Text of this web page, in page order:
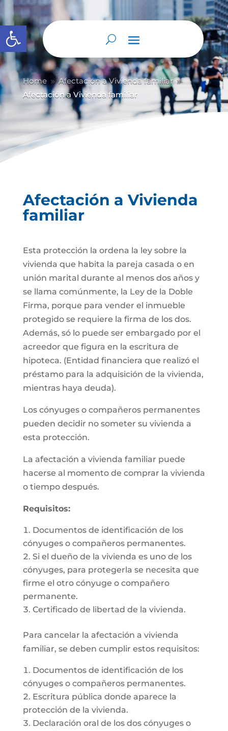
Abrir barra de herramientas
Home 9 Afectación a Vivienda familiar 9
Afectación a Vivienda familiar
Afectación a Vivienda
familiar
Esta protección la ordena la ley sobre la
vivienda que habita la pareja casada o en
unión marital durante al menos dos años y
se llama comúnmente, la Ley de la Doble
Firma, porque para vender el inmueble
protegido se requiere la firma de los dos.
Además, só lo puede ser embargado por el
acreedor que figura en la escritura de
hipoteca. (Entidad financiera que realizó el
préstamo para la adquisición de la vivienda,
mientras haya deuda).
Los cónyuges o compañeros permanentes
pueden decidir no someter su vivienda a
esta protección.
La afectación a vivienda familiar puede
hacerse al momento de comprar la vivienda
o tiempo después.
Requisitos:
Documentos de identificación de los
cónyuges o compañeros permanentes.
Si el dueño de la vivienda es uno de los
cónyuges, para protegerla se necesita que
firme el otro cónyuge o compañero
permanente.
Certificado de libertad de la vivienda.
Para cancelar la afectación a vivienda
familiar, se deben cumplir estos requisitos:
Documentos de identificación de los
cónyuges o compañeros permanentes.
Escritura pública donde aparece la
protección de la vivienda.
Declaración oral de los dos cónyuges o